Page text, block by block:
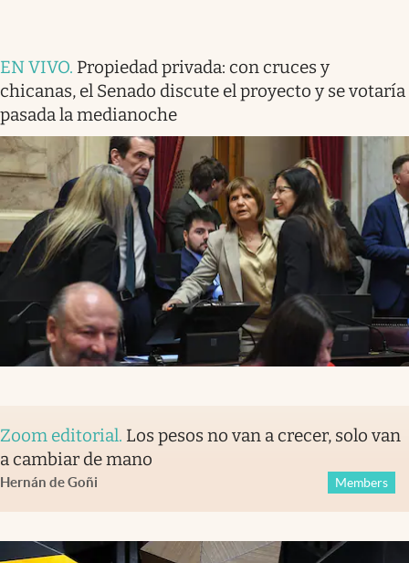
EN VIVO. Propiedad privada: con cruces y
chicanas, el Senado discute el proyecto y se votaría
pasada la medianoche
Zoom editorial. Los pesos no van a crecer, solo van
a cambiar de mano
Hernán de Goñi Members